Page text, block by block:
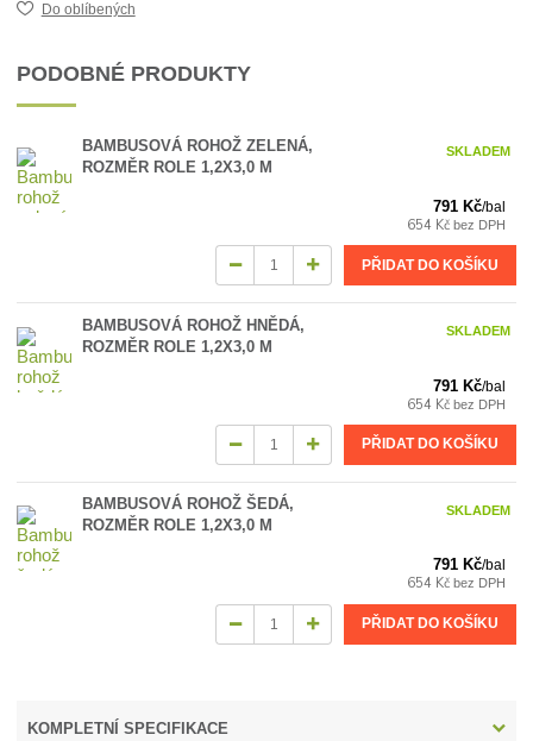
Do oblíbených
PODOBNÉ PRODUKTY
BAMBUSOVÁ ROHOŽ ZELENÁ,
ROZMĚR ROLE 1,2X3,0 M
791 Kč/bal
654 Kč bez DPH
SKLADEM
PŘIDAT DO KOŠÍKU
BAMBUSOVÁ ROHOŽ HNĚDÁ,
ROZMĚR ROLE 1,2X3,0 M
791 Kč/bal
654 Kč bez DPH
SKLADEM
PŘIDAT DO KOŠÍKU
BAMBUSOVÁ ROHOŽ ŠEDÁ,
ROZMĚR ROLE 1,2X3,0 M
791 Kč/bal
654 Kč bez DPH
SKLADEM
PŘIDAT DO KOŠÍKU
KOMPLETNÍ SPECIFIKACE